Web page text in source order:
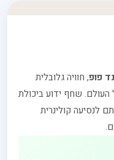
פופ, חוויה גלובלית
שחף ידוע ביכולת
לנסיעה קולינרית